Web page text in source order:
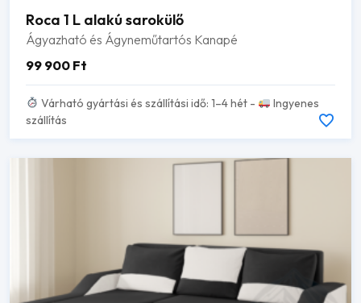
Roca 1 L alakú sarokülő
Ágyazható és Ágyneműtartós Kanapé
99 900 Ft
Várható gyártási és szállítási idő: 1–4 hét -
Ingyenes
szállítás